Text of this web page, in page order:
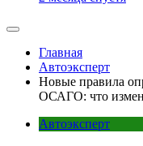
Главная
Автоэксперт
Новые правила
ОСАГО: что
Автоэксперт